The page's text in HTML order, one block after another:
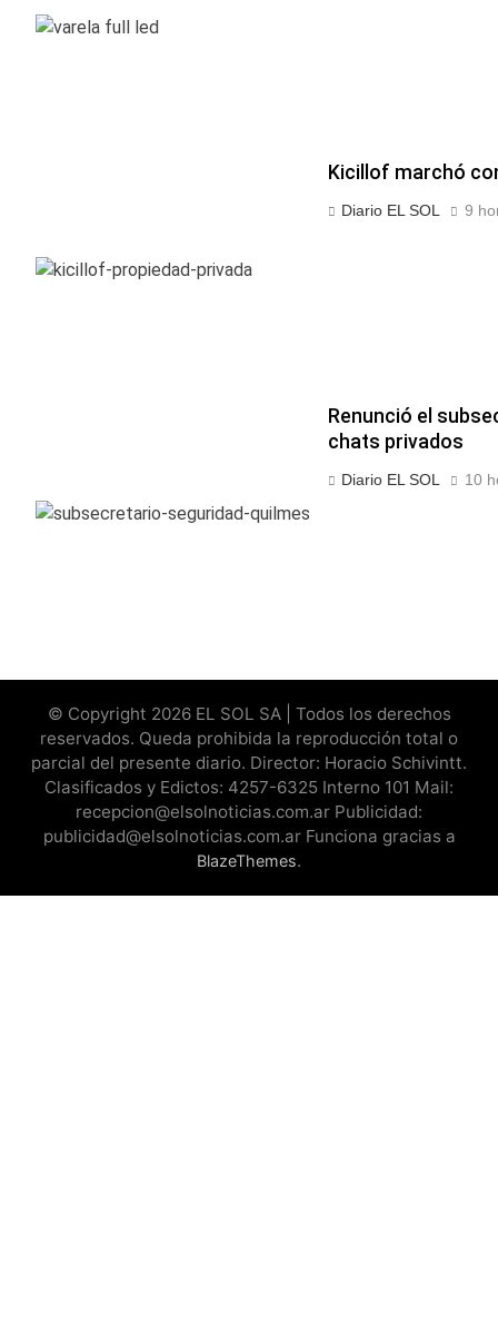
Kicillof marchó
Diario EL SOL 9
Renunció el
chats privados
Diario EL SOL 10
© Copyright 2026 EL SOL SA | Todos los derechos
reservados. Queda prohibida la reproducción total o
parcial del presente diario. Director: Horacio Schivintt.
Clasificados y Edictos: 4257-6325 Interno 101 Mail:
recepcion@elsolnoticias.com.ar Publicidad:
publicidad@elsolnoticias.com.ar Funciona gracias a
BlazeThemes.